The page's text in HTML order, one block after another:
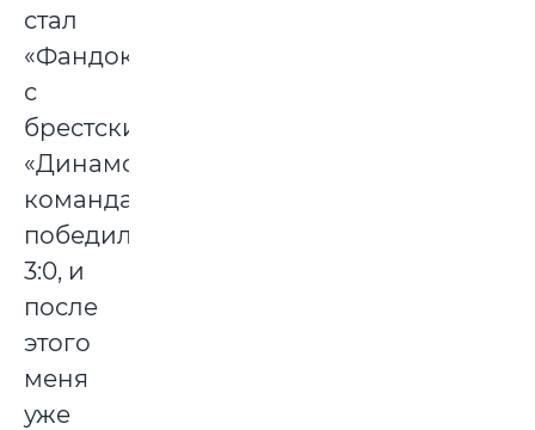
стал
«Фандоком»)
с
брестским
«Динамо»,
команда
победила
3:0, и
после
этого
меня
уже